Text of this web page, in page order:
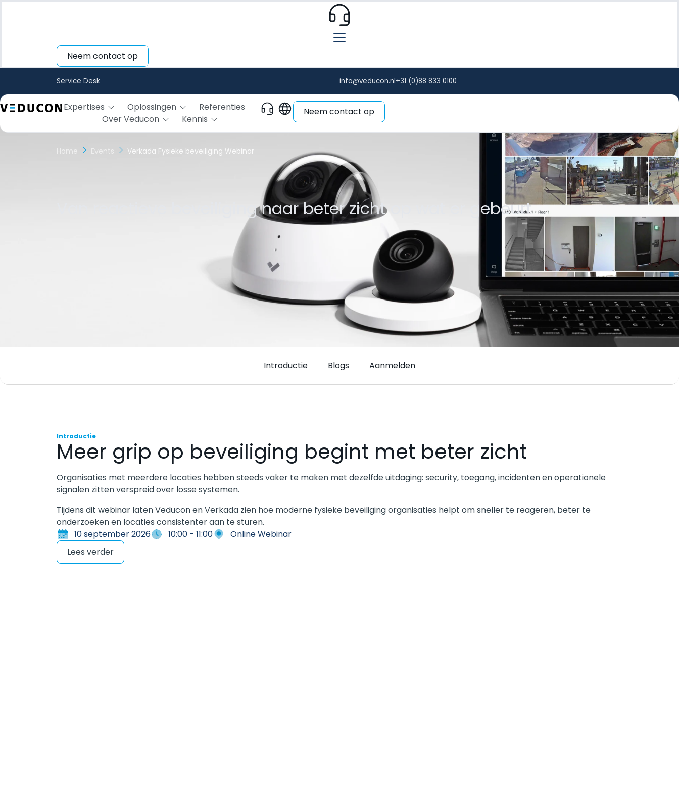
Neem contact op
Service Desk info@veducon.nl+31 (0)88 833 0100
Expertises Oplossingen
Referenties
Over Veducon
Kennis
Neem contact op
Home Events Verkada Fysieke beveiliging Webinar
Van reactieve beveiliging naar beter zicht op wat er gebeurt
Introductie Blogs Aanmelden
Introductie
Meer grip op beveiliging begint met beter zicht
Organisaties met meerdere locaties hebben steeds vaker te maken met dezelfde uitdaging: security, toegang, incidenten en operationele
signalen zitten verspreid over losse systemen.
Tijdens dit webinar laten Veducon en Verkada zien hoe moderne fysieke beveiliging organisaties helpt om sneller te reageren, beter te
onderzoeken en locaties consistenter aan te sturen.
10 september 2026
10:00 - 11:00
Online Webinar
Lees verder